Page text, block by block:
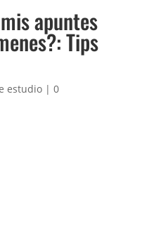
apuntes
Tips
estudio| 0